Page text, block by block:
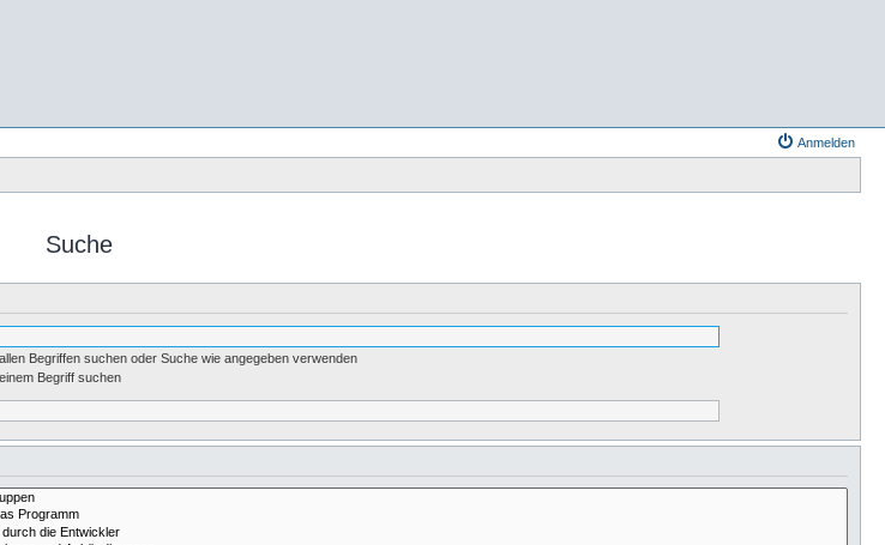
Anmelden
Suche
Begriffen suchen oder Suche wie angegeben verwenden
Begriff suchen